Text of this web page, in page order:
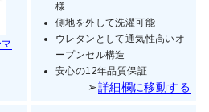
様
側地を外して洗濯可能
ウレタンとして通気性高いオ
ープンセル構造
安心の12年品質保証
➢詳細欄に移動する